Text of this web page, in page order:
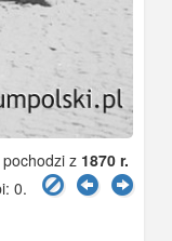
z 1870 r.
0.